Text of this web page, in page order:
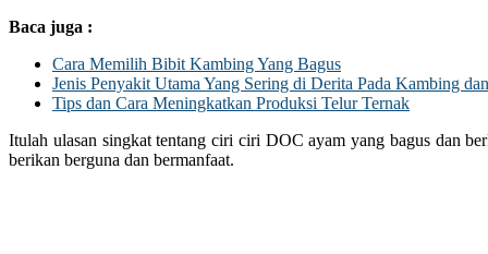
Baca juga :
Cara Memilih Bibit Kambing Yang Bagus
Jenis Penyakit Utama Yang Sering di Derita Pada Kambing
Tips dan Cara Meningkatkan Produksi Telur Ternak
Itulah ulasan singkat tentang ciri ciri DOC ayam yang bagus dan
berikan berguna dan bermanfaat.